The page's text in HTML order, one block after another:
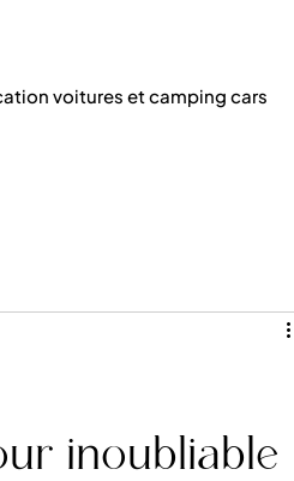
voitures et camping cars
inoubliable